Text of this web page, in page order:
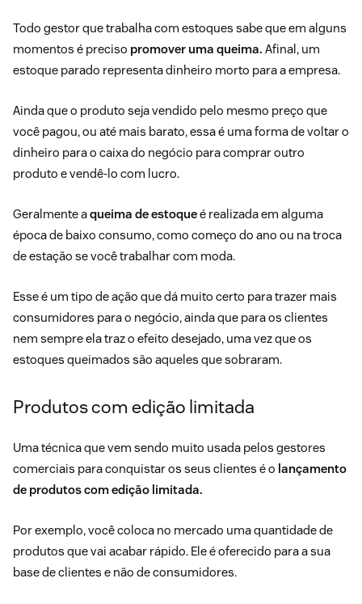
Todo gestor que trabalha com estoques sabe que em alguns
momentos é preciso promover uma queima. Afinal, um
estoque parado representa dinheiro morto para a empresa.
Ainda que o produto seja vendido pelo mesmo preço que
você pagou, ou até mais barato, essa é uma forma de voltar o
dinheiro para o caixa do negócio para comprar outro
produto e vendê-lo com lucro.
Geralmente aqueima de estoqueé realizada em alguma
época de baixo consumo, como começo do ano ou na troca
de estação se você trabalhar com moda.
Esse é um tipo de ação que dá muito certo para trazer mais
consumidores para o negócio, ainda que para os clientes
nem sempre ela traz o efeito desejado, uma vez que os
estoques queimados são aqueles que sobraram.
Produtos com edição limitada
Uma técnica que vem sendo muito usada pelos gestores
comerciais para conquistar os seus clientes é o lançamento
de produtos com edição limitada.
Por exemplo, você coloca no mercado uma quantidade de
produtos que vai acabar rápido. Ele é oferecido para a sua
base de clientes e não de consumidores.